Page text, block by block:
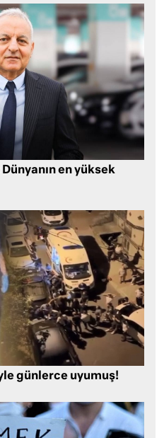
en yüksek
günlerce uyumuş!